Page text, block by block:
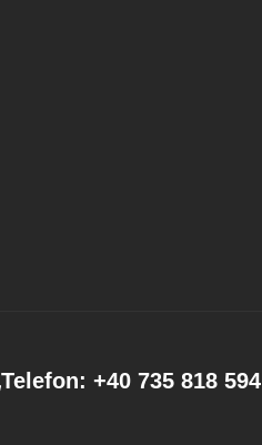
Telefon:+40 735 818 594